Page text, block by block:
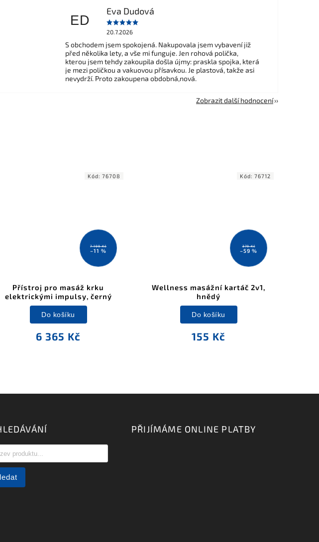
ED
Eva Dudová
20.7.2026
S obchodem jsem spokojená. Nakupovala jsem vybavení již
před několika lety, a vše mi funguje. Jen rohová polička,
kterou jsem tehdy zakoupila došla újmy: praskla spojka, která
je mezi poličkou a vakuovou přísavkou. Je plastová, takže asi
nevydrží. Proto zakoupena obdobná,nová.
Zobrazit další hodnocení
7 199 Kč
–11 %
Přístroj pro masáž krku
elektrickými impulsy, černý
6 365 Kč
Do košíku
Kód: 76708
379 Kč
–59 %
Wellness masážní kartáč 2v1,
hnědý
155 Kč
Do košíku
Kód: 76712
PŘIJÍMÁME ONLINE PLATBY